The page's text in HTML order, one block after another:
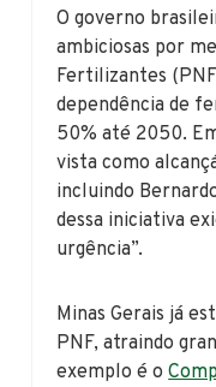
O governo
ambiciosas por
Fertilizantes
dependência de
50% até 2050.
vista como
incluindo
dessa iniciativa
urgência”.
Minas Gerais já
PNF, atraindo
exemplo é o